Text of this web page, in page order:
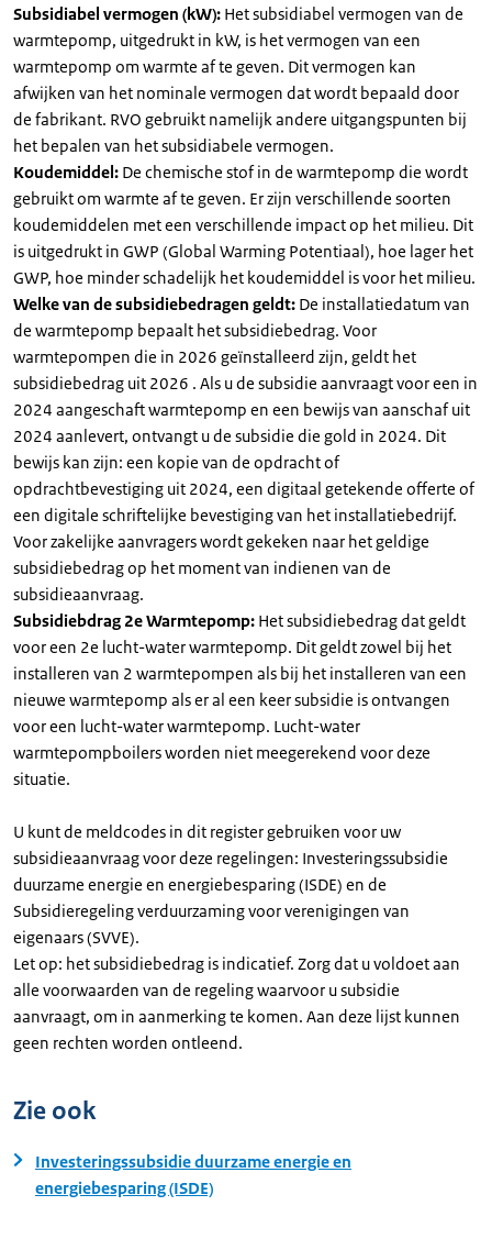
Subsidiabel vermogen (kW): Het subsidiabel vermogen van de
warmtepomp, uitgedrukt in kW, is het vermogen van een
warmtepomp om warmte af te geven. Dit vermogen kan
afwijken van het nominale vermogen dat wordt bepaald door
de fabrikant. RVO gebruikt namelijk andere uitgangspunten bij
het bepalen van het subsidiabele vermogen.
Koudemiddel: De chemische stof in de warmtepomp die wordt
gebruikt om warmte af te geven. Er zijn verschillende soorten
koudemiddelen met een verschillende impact op het milieu. Dit
is uitgedrukt in GWP (Global Warming Potentiaal), hoe lager het
GWP, hoe minder schadelijk het koudemiddel is voor het milieu.
Welke van de subsidiebedragen geldt: De installatiedatum van
de warmtepomp bepaalt het subsidiebedrag. Voor
warmtepompen die in 2026 geïnstalleerd zijn, geldt het
subsidiebedrag uit 2026 . Als u de subsidie aanvraagt voor een in
2024 aangeschaft warmtepomp en een bewijs van aanschaf uit
2024 aanlevert, ontvangt u de subsidie die gold in 2024. Dit
bewijs kan zijn: een kopie van de opdracht of
opdrachtbevestiging uit 2024, een digitaal getekende offerte of
een digitale schriftelijke bevestiging van het installatiebedrijf.
Voor zakelijke aanvragers wordt gekeken naar het geldige
subsidiebedrag op het moment van indienen van de
subsidieaanvraag.
Subsidiebdrag 2e Warmtepomp: Het subsidiebedrag dat geldt
voor een 2e lucht-water warmtepomp. Dit geldt zowel bij het
installeren van 2 warmtepompen als bij het installeren van een
nieuwe warmtepomp als er al een keer subsidie is ontvangen
voor een lucht-water warmtepomp. Lucht-water
warmtepompboilers worden niet meegerekend voor deze
situatie.
U kunt de meldcodes in dit register gebruiken voor uw
subsidieaanvraag voor deze regelingen: Investeringssubsidie
duurzame energie en energiebesparing (ISDE) en de
Subsidieregeling verduurzaming voor verenigingen van
eigenaars (SVVE).
Let op: het subsidiebedrag is indicatief. Zorg dat u voldoet aan
alle voorwaarden van de regeling waarvoor u subsidie
aanvraagt, om in aanmerking te komen. Aan deze lijst kunnen
geen rechten worden ontleend.
Zie ook
Investeringssubsidie duurzame energie en
energiebesparing (ISDE)